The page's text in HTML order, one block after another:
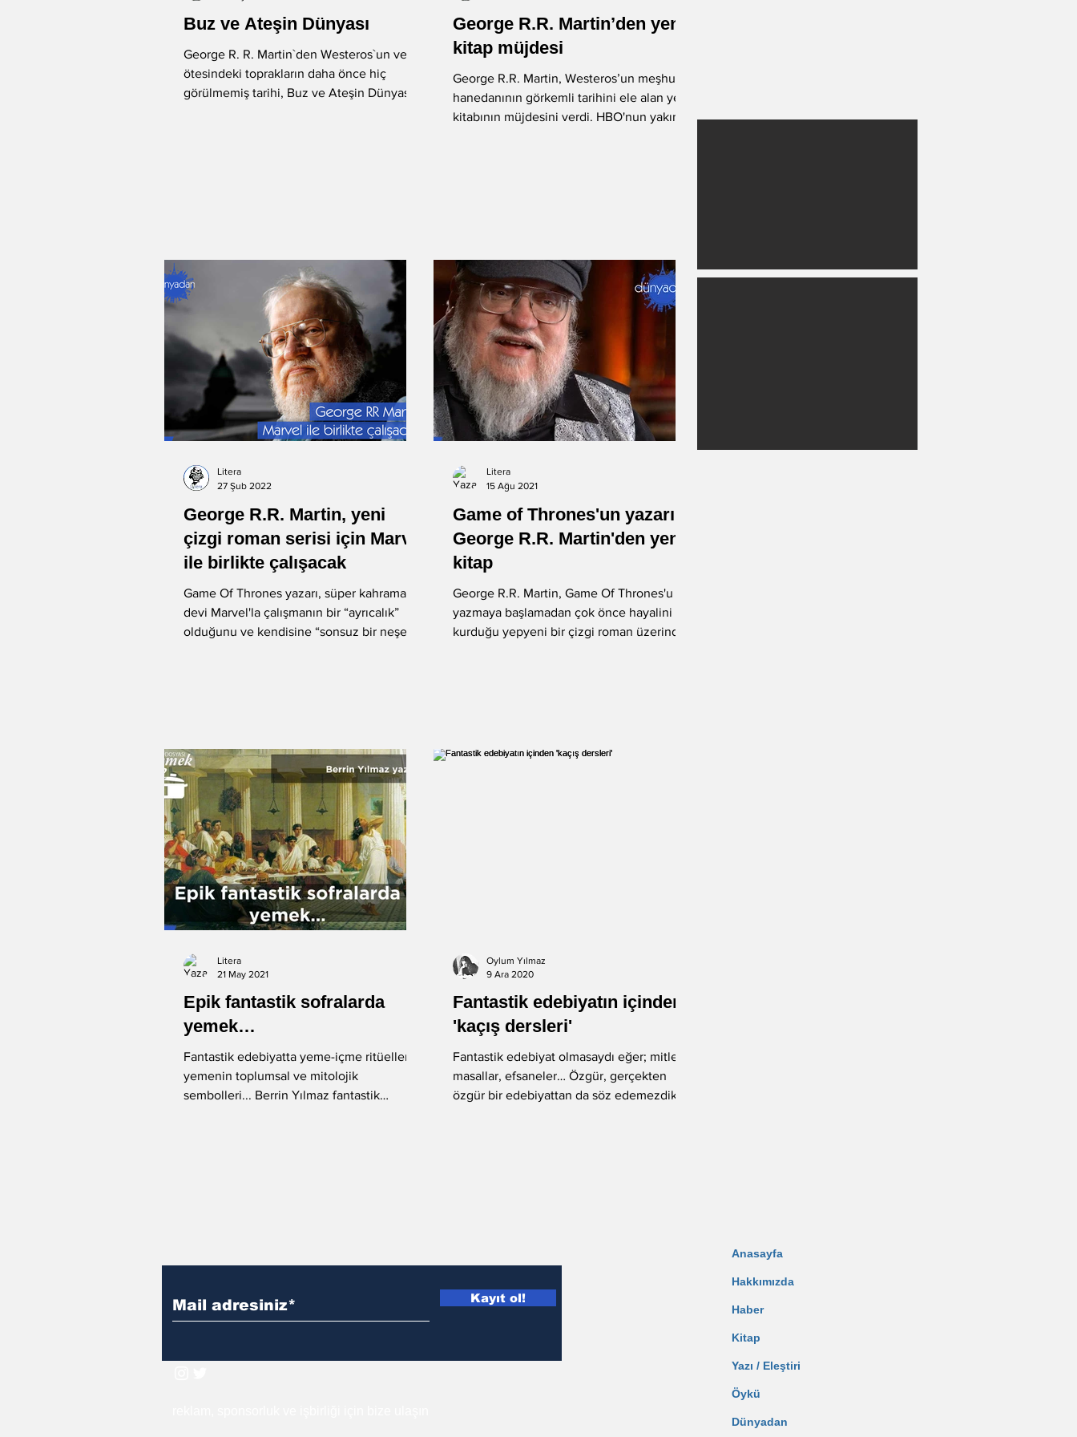
-Okan Okumuş -Nuray Önoğlu
-Fatih Balkış Öykü
Buz ve Ateşin Dünyası
George R. R. Martin`den Westeros`un ve
ötesindeki toprakların daha önce hiç
görülmemiş tarihi, Buz ve Ateşin Dünyası
George R.R. Martin’den yeni
kitap müjdesi
George R.R. Martin, Westeros’un meşhur
hanedanının görkemli tarihini ele alan yeni
kitabının müjdesini verdi. HBO'nun yakında
George R.R. Martin, yeni
çizgi roman serisi için Marvel
ile birlikte çalışacak
Game Of Thrones yazarı, süper kahraman
devi Marvel'la çalışmanın bir “ayrıcalık”
olduğunu ve kendisine “sonsuz bir neşe”
Litera
27 Şub 2022
Game of Thrones'un yazarı
George R.R. Martin'den yeni
kitap
George R.R. Martin, Game Of Thrones'u
yazmaya başlamadan çok önce hayalini
kurduğu yepyeni bir çizgi roman üzerinde
Litera
15 Ağu 2021
Epik fantastik sofralarda
yemek…
Fantastik edebiyatta yeme-içme ritüelleri,
yemenin toplumsal ve mitolojik
sembolleri... Berrin Yılmaz fantastik
Litera
21 May 2021
Fantastik edebiyatın içinden
'kaçış dersleri'
Fantastik edebiyat olmasaydı eğer; mitler,
masallar, efsaneler… Özgür, gerçekten
özgür bir edebiyattan da söz edemezdik…
Oylum Yılmaz
9 Ara 2020
Kayıt ol!
Anasayfa
Hakkımızda
Haber
Kitap
Yazı / Eleştiri
Öykü
Dünyadan